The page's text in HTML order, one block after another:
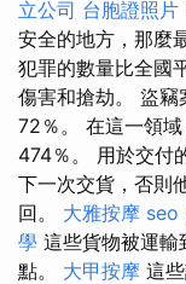
立公司 台胞證照片
安全的地方，那麼
犯罪的數量比全國
傷害和搶劫。 盜
72％。 在這一領
474％。 用於交付
下一次交貨，否則
回。 大雅按摩 seo
學 這些貨物被運輸
點。 大甲按摩 這